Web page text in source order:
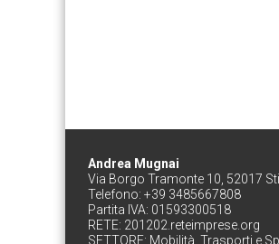
Andrea Mugnai
Via Borgo Tramonte 10, 52017
Telefono: +39 3485667808
Partita IVA: 01593300518
RETE: 201202.reteimprese.org
SETTORE: Mobilità, Trasporti e